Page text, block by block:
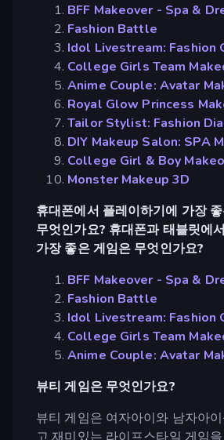
BFF Makeover - Spa &
Fashion Battle
Idol Livestream: Fashion
College Girls Team
Anime Couple: Avatar
Royal Glow Princess
Tailor Stylist: Fashion
DIY Makeup Salon: SPA
College Girl & Boy
Monster Makeup 3D
휴대폰에서 플레이하기에 가장
무엇인가요? 휴대폰과 태블릿에
가장 좋은 게임은 무엇인가요?
BFF Makeover - Spa &
Fashion Battle
Idol Livestream: Fashion
College Girls Team
Anime Couple: Avatar
뷰티 게임은 무엇인가요?
뷰티 게임은 여자아이와 남자아